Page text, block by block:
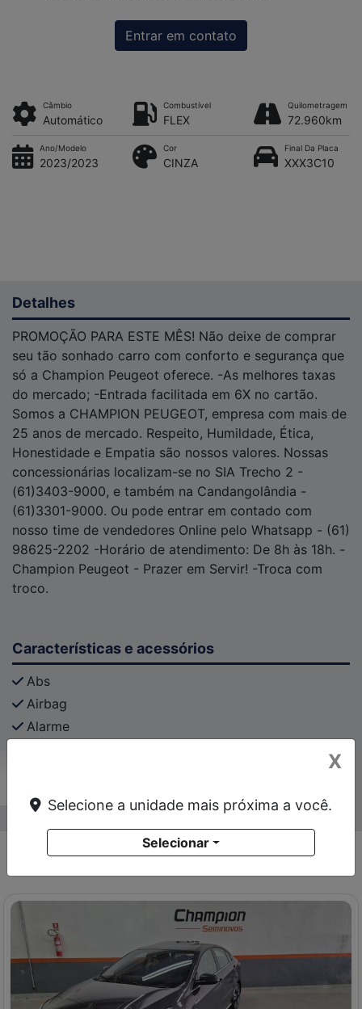
Entrar em contato
Câmbio
Automático
Combustível
FLEX
Quilometragem
72.960km
Ano/Modelo
2023/2023
Cor
CINZA
Final Da Placa
XXX3C10
Detalhes
PROMOÇÃO PARA ESTE MÊS! Não deixe de comprar
seu tão sonhado carro com conforto e segurança que
só a Champion Peugeot oferece. -As melhores taxas
do mercado; -Entrada facilitada em 6X no cartão.
Somos a CHAMPION PEUGEOT, empresa com mais de
25 anos de mercado. Respeito, Humildade, Ética,
Honestidade e Empatia são nossos valores. Nossas
concessionárias localizam-se no SIA Trecho 2 -
(61)3403-9000, e também na Candangolândia -
(61)3301-9000. Ou pode entrar em contado com
nosso time de vendedores Online pelo Whatsapp - (61)
98625-2202 -Horário de atendimento: De 8h às 18h. -
Champion Peugeot - Prazer em Servir! -Troca com
troco.
Características e acessórios
Abs
Airbag
Alarme
X
Selecione a unidade mais próxima a você.
Selecionar